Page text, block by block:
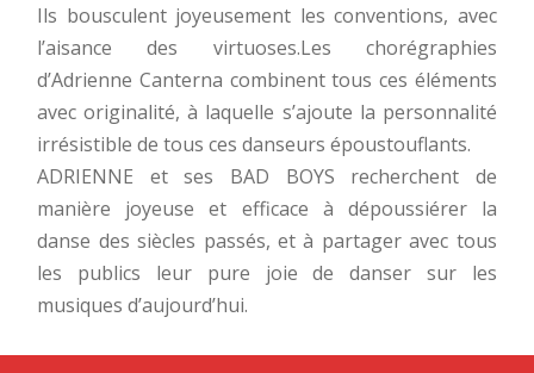
Ils bousculent joyeusement les conventions, avec
l’aisance des virtuoses.Les chorégraphies
d’Adrienne Canterna combinent tous ces éléments
avec originalité, à laquelle s’ajoute la personnalité
irrésistible de tous ces danseurs époustouflants.
ADRIENNE et ses BAD BOYS recherchent de
manière joyeuse et efficace à dépoussiérer la
danse des siècles passés, et à partager avec tous
les publics leur pure joie de danser sur les
musiques d’aujourd’hui.